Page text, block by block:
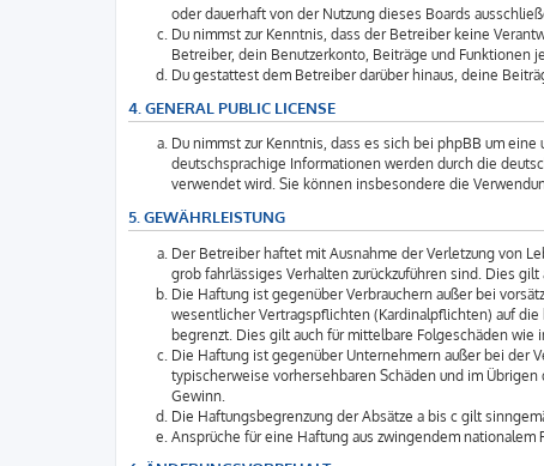
oder dauerhaft von der Nutzung dieses Boards
Du nimmst zur Kenntnis, dass der Betreiber keine
Betreiber, dein Benutzerkonto, Beiträge und Funktionen
Du gestattest dem Betreiber darüber hinaus, deine
4. GENERAL PUBLIC LICENSE
Du nimmst zur Kenntnis, dass es sich bei phpBB um eine
deutschsprachige Informationen werden durch die
verwendet wird. Sie können insbesondere die
5. GEWÄHRLEISTUNG
Der Betreiber haftet mit Ausnahme der Verletzung von
grob fahrlässiges Verhalten zurückzuführen sind. Dies
Die Haftung ist gegenüber Verbrauchern außer bei
wesentlicher Vertragspflichten (Kardinalpflichten) auf
begrenzt. Dies gilt auch für mittelbare Folgeschäden wie
Die Haftung ist gegenüber Unternehmern außer bei der
typischerweise vorhersehbaren Schäden und im
Gewinn.
Die Haftungsbegrenzung der Absätze a bis c gilt
Ansprüche für eine Haftung aus zwingendem nationalem